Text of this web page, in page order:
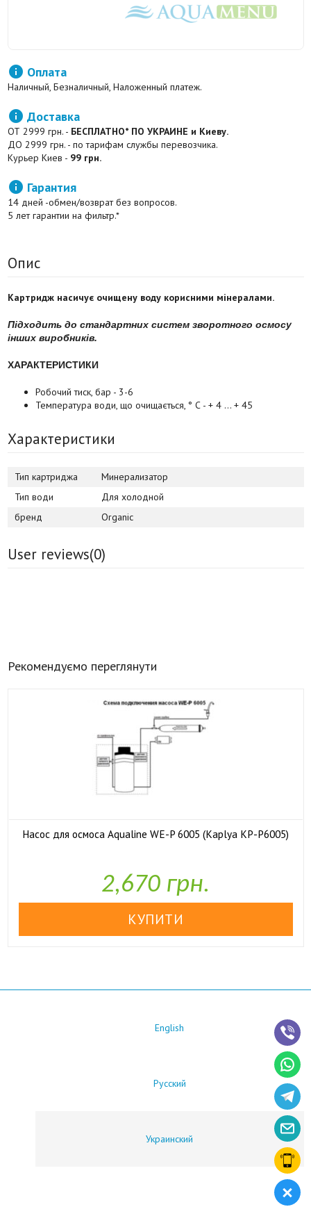
 Оплата
Наличный, Безналичный, Наложенный платеж.
 Доставка
ОТ 2999 грн. - БЕСПЛАТНО* ПО УКРАИНЕ и Киеву.
ДО 2999 грн. - по тарифам службы перевозчика.
Курьер Киев - 99 грн.
 Гарантия
14 дней -обмен/возврат без вопросов.
5 лет гарантии на фильтр.*
Опис
Картридж насичує очищену воду корисними мінералами.
Підходить до стандартних систем зворотного осмосу
інших виробників.
ХАРАКТЕРИСТИКИ
Робочий тиск, бар - 3-6
Температура води, що очищається, ° С - + 4 ... + 45
Характеристики
Тип картриджа
Минерализатор
Тип води
Для холодной
бренд
Organic
User reviews(0)
Рекомендуємо переглянути
Насос для осмоса Aqualine WE-P 6005 (Kaplya KP-P6005)
2,670 грн.
English
Русский
Украинский